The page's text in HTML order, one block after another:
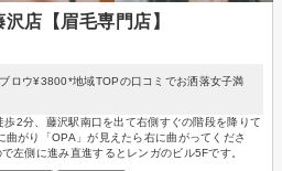
店【眉毛専門店】
ロウ¥3800*地域TOPの口コミでお洒落女子満
2分、藤沢駅南口を出て右側すぐの階段を降りて
がり「OPA」が見えたら右に曲がってくださ
左側に進み直進するとレンガのビル5Fです。